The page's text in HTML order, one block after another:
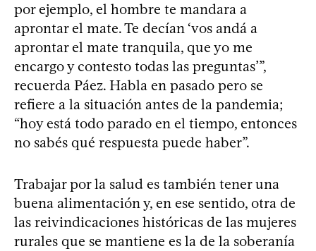
por ejemplo, el hombre te mandara a
aprontar el mate. Te decían ‘vos andá a
aprontar el mate tranquila, que yo me
encargo y contesto todas las preguntas’”,
recuerda Páez. Habla en pasado pero se
refiere a la situación antes de la pandemia;
“hoy está todo parado en el tiempo, entonces
no sabés qué respuesta puede haber”.
Trabajar por la salud es también tener una
buena alimentación y, en ese sentido, otra de
las reivindicaciones históricas de las mujeres
rurales que se mantiene es la de la soberanía